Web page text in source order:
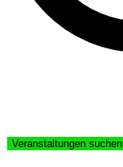
Veranstaltungen suchen